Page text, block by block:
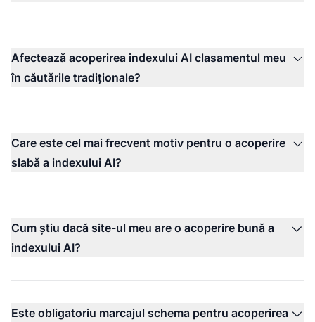
Afectează acoperirea indexului AI clasamentul meu
în căutările tradiționale?
Care este cel mai frecvent motiv pentru o acoperire
slabă a indexului AI?
Cum știu dacă site-ul meu are o acoperire bună a
indexului AI?
Este obligatoriu marcajul schema pentru acoperirea